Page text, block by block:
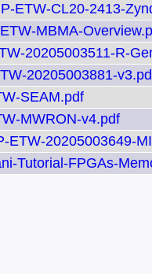
ETW-CL20-2413-
MBMA-
20205003511-R-
20205003881-
SEAM.pdf
MWRON-v4.pdf
ETW-20205003649-
Tutorial-FPGAs-